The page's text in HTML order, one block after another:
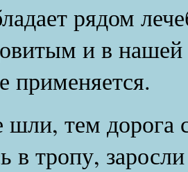
рядом
и в
применяется.
тем дорога
в тропу,